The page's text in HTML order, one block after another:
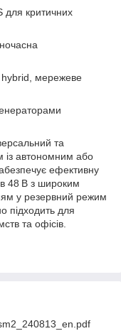
для критичних
мережеве
та
із автономним або
ефективну
48 В з широким
у резервний режим
підходить для
та офісів.